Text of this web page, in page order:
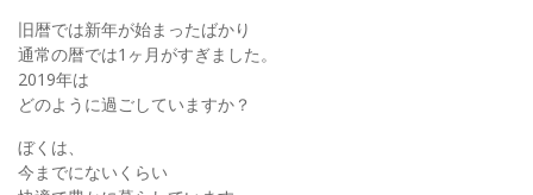
旧暦では新年が始まったばかり
通常の暦では1ヶ月がすぎました。
2019年は
どのように過ごしていますか？
ぼくは、
今までにないくらい